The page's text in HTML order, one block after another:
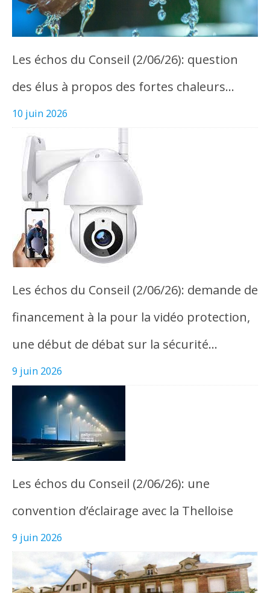
Les échos du Conseil (2/06/26): question
des élus à propos des fortes chaleurs…
10 juin 2026
Les échos du Conseil (2/06/26): demande de
financement à la pour la vidéo protection,
une début de débat sur la sécurité…
9 juin 2026
Les échos du Conseil (2/06/26): une
convention d’éclairage avec la Thelloise
9 juin 2026